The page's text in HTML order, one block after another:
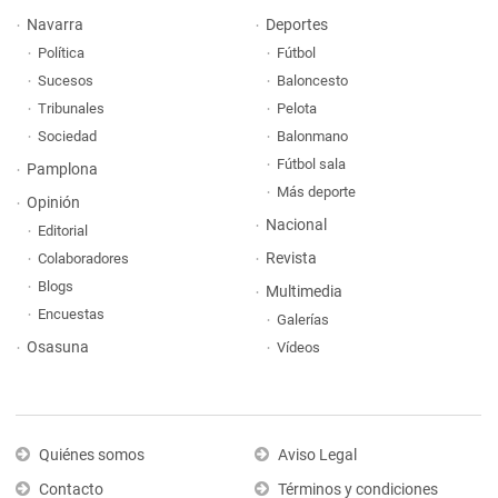
Navarra
Política
Sucesos
Tribunales
Sociedad
Pamplona
Opinión
Editorial
Colaboradores
Blogs
Encuestas
Osasuna
Deportes
Fútbol
Baloncesto
Pelota
Balonmano
Fútbol sala
Más deporte
Nacional
Revista
Multimedia
Galerías
Vídeos
Quiénes somos
Contacto
Aviso Legal
Términos y condiciones